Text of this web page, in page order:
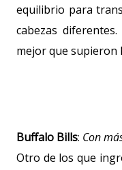
equilibrio para
cabezas
mejor que supieron
Buffalo Bills: Con
Otro de los que